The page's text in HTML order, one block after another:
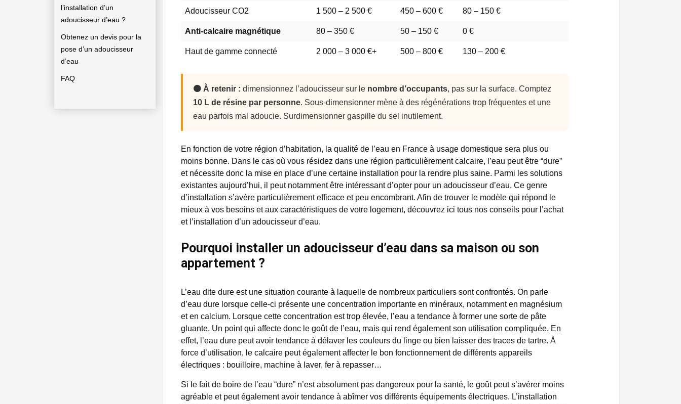
l’installation d’un
adoucisseur d’eau ?
Obtenez un devis pour la
pose d’un adoucisseur
d’eau
FAQ
Adoucisseur CO2 1 500 – 2 500 € 450 – 600 € 80 – 150 €
Anti-calcaire magnétique 80 – 350 € 50 – 150 € 0 €
Haut de gamme connecté 2 000 – 3 000 €+ 500 – 800 € 130 – 200 €
🟠 À retenir : dimensionnez l’adoucisseur sur le nombre d’occupants, pas sur la surface. Comptez
10 L de résine par personne. Sous-dimensionner mène à des régénérations trop fréquentes et une
eau parfois mal adoucie. Surdimensionner gaspille du sel inutilement.
En fonction de votre région d’habitation, la qualité de l’eau en France à usage domestique sera plus ou
moins bonne. Dans le cas où vous résidez dans une région particulièrement calcaire, l’eau peut être “dure”
et nécessite donc la mise en place d’une certaine installation pour la rendre plus saine. Parmi les solutions
existantes aujourd’hui, il peut notamment être intéressant d’opter pour un adoucisseur d’eau. Ce genre
d’installation s’avère particulièrement efficace et peu encombrant. Afin de trouver le modèle qui répond le
mieux à vos besoins et aux caractéristiques de votre logement, découvrez ici tous nos conseils pour l’achat
et l’installation d’un adoucisseur d’eau.
Pourquoi installer un adoucisseur d’eau dans sa maison ou son
appartement ?
L’eau dite dure est une situation courante à laquelle de nombreux particuliers sont confrontés. On parle
d’eau dure lorsque celle-ci présente une concentration importante en minéraux, notamment en magnésium
et en calcium. Lorsque cette concentration est trop élevée, l’eau a tendance à former une sorte de pâte
gluante. Un point qui affecte donc le goût de l’eau, mais qui rend également son utilisation compliquée. En
effet, l’eau dure peut avoir tendance à délaver les couleurs du linge ou bien laisser des traces de tartre. À
force d’utilisation, le calcaire peut également affecter le bon fonctionnement de différents appareils
électriques : bouilloire, machine à laver, fer à repasser…
Si le fait de boire de l’eau “dure” n’est absolument pas dangereux pour la santé, le goût peut s’avérer moins
agréable et peut également avoir tendance à abîmer vos différents équipements électriques. L’installation